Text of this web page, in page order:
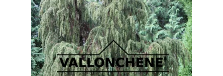
options
peuvent
être
choisies
sur
la